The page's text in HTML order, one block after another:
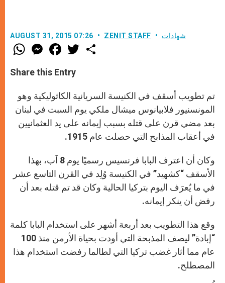
AUGUST 31, 2015 07:26 ZENIT STAFF شهادات
W
h
t
s
p
M
e
s
e
g
e
r
F
a
e
b
o
k
w
r
Share this Entry
تم تطويب أسقف في الكنيسة السريانية الكاثوليكية وهو
المونسنيور فلابيانوس ميشال ملكي يوم السبت في لبنان
بعد مضي قرن على قتله بسبب إيمانه على يد العثمانيين
في أعقاب المذابح التي حصلت عام 1915.
وكان أن اعترف البابا فرنسيس رسميًا يوم 8 آب، بهذا
الأسقف “كشهيد” في الكنيسة وُلِد في القرن التاسع عشر
في ما يُعرَف اليوم بتركيا الحالية وكان قد تم قتله بعد أن
رفض أن ينكر إيمانه.
وقع هذا التطويب بعد أربعة أشهر على استخدام البابا كلمة
“إبادة” ليصف المذبحة التي أودت بحياة الأرمن منذ 100
عام مما أثار غضب تركيا التي لطالما رفضت استخدام هذا
المصطلح.